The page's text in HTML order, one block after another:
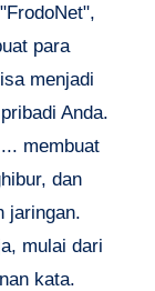
para
menjadi
Anda.
membuat
dan
jaringan.
mulai dari
kata.